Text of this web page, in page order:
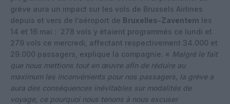
grève aura un impact sur les vols de Brussels Airlines
depuis et vers de l’aéroport de Bruxelles-Zaventem les
14 et 16 mai : 278 vols y étaient programmés ce lundi et
279 vols ce mercredi, affectant respectivement 34.000 et
29.000 passagers, explique la compagnie. « Malgré le fait
que nous mettions tout en œuvre afin de réduire au
maximum les inconvénients pour nos passagers, la grève a
aura des conséquences inévitables sur modalités de
voyage, ce pourquoi nous tenons à nous excuser